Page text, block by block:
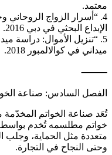
معتمد.
4. “أسرار الزواج
الإبداع البحثي في دبي 2016.
5. “تنزيل الأموال: دراسة
ميداني في كوالالمبور 2018.
⸻
الفصل السادس: صناعة
تُعَد صناعة الخواتم
خواتم مطلسمه تُخدم بواسطة
متعددة مثل الحماية، وجلب
وحتى النجاح في التجارة.